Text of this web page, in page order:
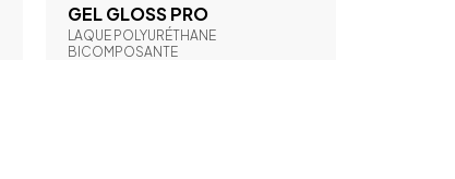
GEL GLOSS PRO
LAQUE POLYURÉTHANE
BICOMPOSANTE